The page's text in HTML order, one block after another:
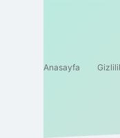
Anasayfa